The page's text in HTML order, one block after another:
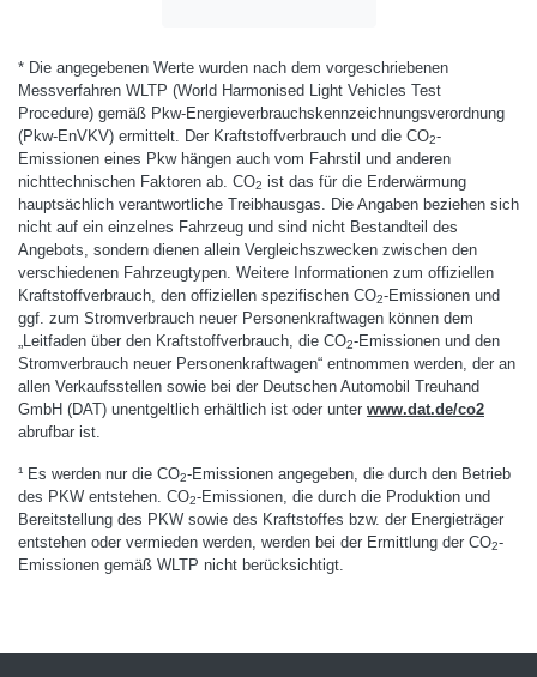
* Die angegebenen Werte wurden nach dem vorgeschriebenen
Messverfahren WLTP (World Harmonised Light Vehicles Test
Procedure) gemäß Pkw-Energieverbrauchskennzeichnungsverordnung
(Pkw-EnVKV) ermittelt. Der Kraftstoffverbrauch und die CO2-
Emissionen eines Pkw hängen auch vom Fahrstil und anderen
nichttechnischen Faktoren ab. CO2 ist das für die Erderwärmung
hauptsächlich verantwortliche Treibhausgas. Die Angaben beziehen sich
nicht auf ein einzelnes Fahrzeug und sind nicht Bestandteil des
Angebots, sondern dienen allein Vergleichszwecken zwischen den
verschiedenen Fahrzeugtypen. Weitere Informationen zum offiziellen
Kraftstoffverbrauch, den offiziellen spezifischen CO2-Emissionen und
ggf. zum Stromverbrauch neuer Personenkraftwagen können dem
„Leitfaden über den Kraftstoffverbrauch, die CO2-Emissionen und den
Stromverbrauch neuer Personenkraftwagen“ entnommen werden, der an
allen Verkaufsstellen sowie bei der Deutschen Automobil Treuhand
GmbH (DAT) unentgeltlich erhältlich ist oder unter www.dat.de/co2
abrufbar ist.
¹ Es werden nur die CO2-Emissionen angegeben, die durch den Betrieb
des PKW entstehen. CO2-Emissionen, die durch die Produktion und
Bereitstellung des PKW sowie des Kraftstoffes bzw. der Energieträger
entstehen oder vermieden werden, werden bei der Ermittlung der CO2-
Emissionen gemäß WLTP nicht berücksichtigt.